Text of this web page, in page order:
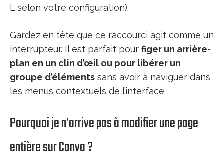
L selon votre configuration).
Gardez en tête que ce raccourci agit comme un
interrupteur. Il est parfait pour figer un arrière-
plan en un clin d’œil ou pour libérer un
groupe d’éléments sans avoir à naviguer dans
les menus contextuels de l’interface.
Pourquoi je n’arrive pas à modifier une page
entière sur Canva ?